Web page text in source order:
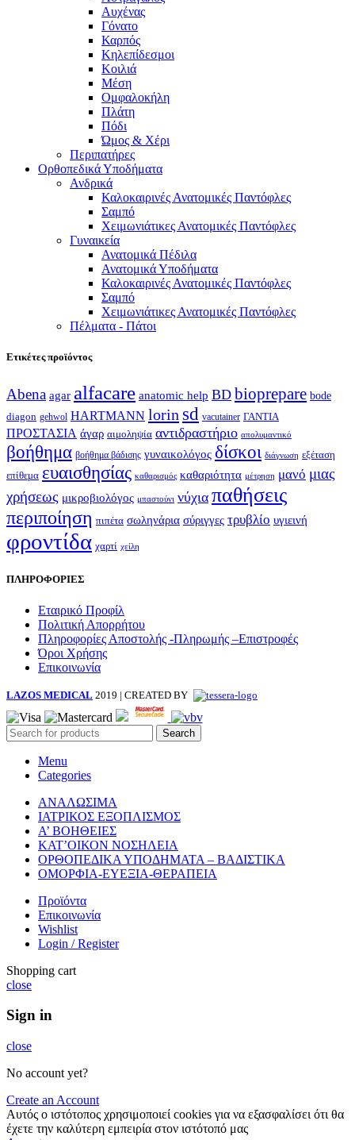
Αυχένας
Γόνατο
Καρπός
Κηλεπίδεσμοι
Κοιλιά
Μέση
Ομφαλοκήλη
Πλάτη
Πόδι
Ώμος & Χέρι
Περιπατήρες
Ορθοπεδικά Υποδήματα
Ανδρικά
Καλοκαιρινές Ανατομικές Παντόφλες
Σαμπό
Χειμωνιάτικες Ανατομικές Παντόφλες
Γυναικεία
Ανατομικά Πέδιλα
Ανατομικά Υποδήματα
Καλοκαιρινές Ανατομικές Παντόφλες
Σαμπό
Χειμωνιάτικες Ανατομικές Παντόφλες
Πέλματα - Πάτοι
Ετικέτες προϊόντος
Abena agar alfacare anatomic help BD bioprepare bode
diagon gehwol HARTMANN lorin sd vacutainer ΓΑΝΤΙΑ
ΠΡΟΣΤΑΣΙΑ άγαρ αιμοληψία αντιδραστήριο απολυμαντικό
βοήθημα βοήθημα βάδισης γυναικολόγος δίσκοι διάγνωση εξέταση
επίθεμα ευαισθησίας καθαρισμός καθαριότητα μέτρηση μανό μιας
χρήσεως μικροβιολόγος μπαστούνι νύχια παθήσεις
περιποίηση πιπέτα σωληνάρια σύριγγες τρυβλίο υγιεινή
φροντίδα χαρτί χείλη
ΠΛΗΡΟΦΟΡΙΕΣ
Εταιρικό Προφίλ
Πολιτική Απορρήτου
Πληροφορίες Αποστολής -Πληρωμής –Επιστροφές
Όροι Χρήσης
Επικοινωνία
LAZOS MEDICAL 2019 | CREATED BY
Search
Menu
Categories
ΑΝΑΛΩΣΙΜΑ
ΙΑΤΡΙΚΟΣ ΕΞΟΠΛΙΣΜΟΣ
Α’ ΒΟΗΘΕΙΕΣ
ΚΑΤ’ΟΙΚΟΝ ΝΟΣΗΛΕΙΑ
ΟΡΘΟΠΕΔΙΚΑ ΥΠΟΔΗΜΑΤΑ – ΒΑΔΙΣΤΙΚΑ
ΟΜΟΡΦΙΑ-ΕΥΕΞΙΑ-ΘΕΡΑΠΕΙΑ
Προϊόντα
Επικοινωνία
Wishlist
Login / Register
Shopping cart
close
Sign in
close
No account yet?
Create an Account
Αυτός ο ιστότοπος χρησιμοποιεί cookies για να εξασφαλίσει ότι θα
έχετε την καλύτερη εμπειρία στον ιστότοπό μας